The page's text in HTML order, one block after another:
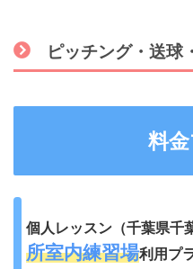
ピッチング・送球
料
個人レッスン（千葉県千
所室内練習場利用プ